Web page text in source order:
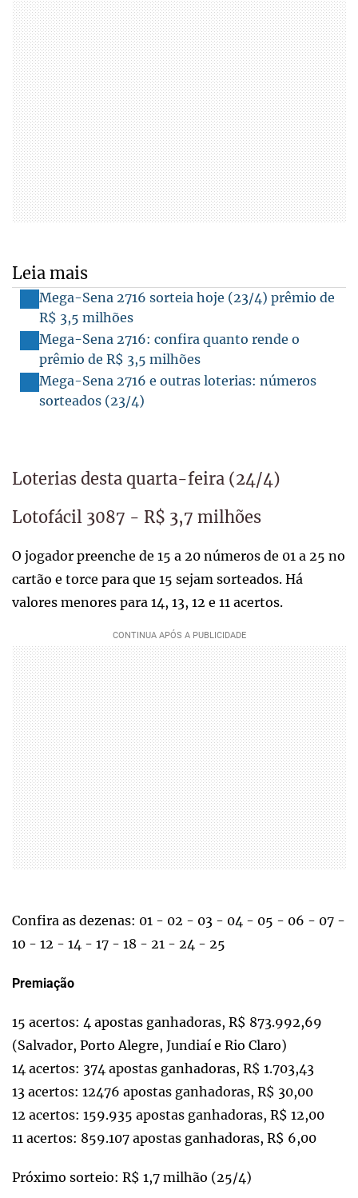
Leia mais
Mega-Sena 2716 sorteia hoje (23/4) prêmio de
R$ 3,5 milhões
Mega-Sena 2716: confira quanto rende o
prêmio de R$ 3,5 milhões
Mega-Sena 2716 e outras loterias: números
sorteados (23/4)
Loterias desta quarta-feira (24/4)
Lotofácil 3087 - R$ 3,7 milhões
O jogador preenche de 15 a 20 números de 01 a 25 no
cartão e torce para que 15 sejam sorteados. Há
valores menores para 14, 13, 12 e 11 acertos.
Confira as dezenas: 01 - 02 - 03 - 04 - 05 - 06 - 07 -
10 - 12 - 14 - 17 - 18 - 21 - 24 - 25
Premiação
15 acertos: 4 apostas ganhadoras, R$ 873.992,69
(Salvador, Porto Alegre, Jundiaí e Rio Claro)
14 acertos: 374 apostas ganhadoras, R$ 1.703,43
13 acertos: 12476 apostas ganhadoras, R$ 30,00
12 acertos: 159.935 apostas ganhadoras, R$ 12,00
11 acertos: 859.107 apostas ganhadoras, R$ 6,00
Próximo sorteio: R$ 1,7 milhão (25/4)